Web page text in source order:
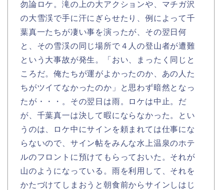
勿論ロケ。滝の上の大アクションや、マチガ沢
の大雪渓で手に汗にぎらせたり、例によって千
葉真一たちが凄い事を演ったが、その翌日何
と、その雪渓の同じ場所で４人の登山者が遭難
という大事故が発生。「おい、まったく同じと
ころだ。俺たちが運がよかったのか、あの人た
ちがツイてなかったのか」と思わず暗然となっ
たが・・・。その翌日は雨。ロケは中止。だ
が、千葉真一は決して暇にならなかった。とい
うのは、ロケ中にサインを頼まれては仕事にな
らないので、サイン帖をみんな水上温泉のホテ
ルのフロントに預けてもらっておいた。それが
山のようになっている。雨を利用して、それを
かたづけてしまおうと朝食前からサインしはじ